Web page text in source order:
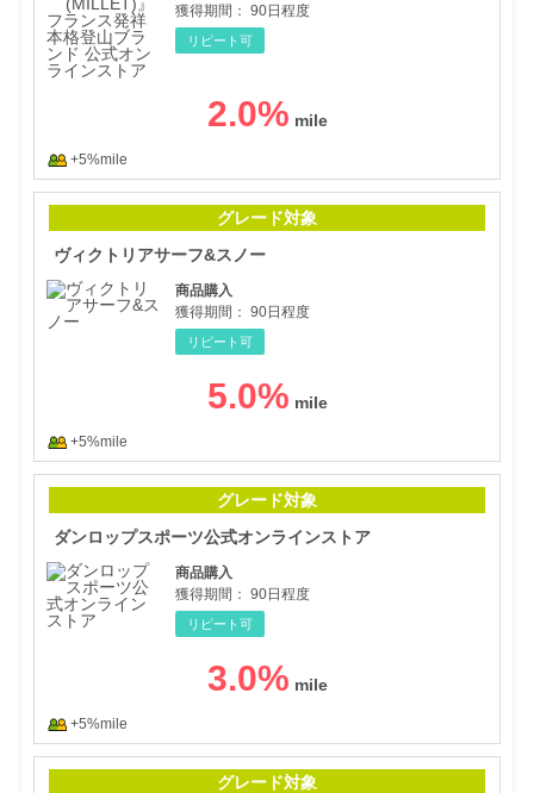
獲得期間： 90日程度
リピート可
2.0%
+5%mile
グレード対象
ヴィクトリアサーフ&スノー
商品購入
獲得期間： 90日程度
リピート可
5.0%
+5%mile
グレード対象
ダンロップスポーツ公式オンラインストア
商品購入
獲得期間： 90日程度
リピート可
3.0%
+5%mile
グレード対象